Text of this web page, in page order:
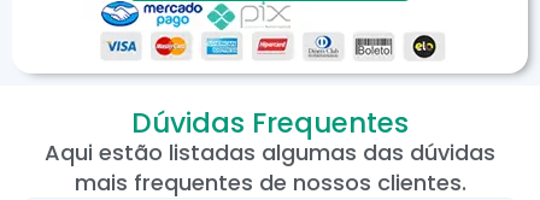
Dúvidas Frequentes
Aqui estão listadas algumas das dúvidas
mais frequentes de nossos clientes.